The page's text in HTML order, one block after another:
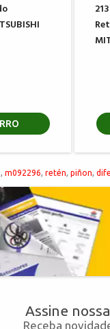
m092296 retén piñon
Assine
Receba